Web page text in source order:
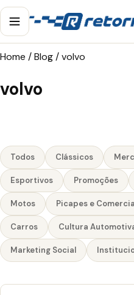
Home /Blog/volvo
volvo
Todos Clássicos
Esportivos Promoções
Motos Picapes e
Carros Cultura
Marketing Social